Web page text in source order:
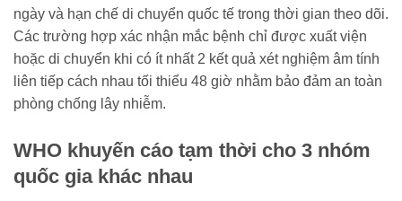
ngày và hạn chế di chuyển quốc tế trong thời gian theo dõi.
Các trường hợp xác nhận mắc bệnh chỉ được xuất viện
hoặc di chuyển khi có ít nhất 2 kết quả xét nghiệm âm tính
liên tiếp cách nhau tối thiểu 48 giờ nhằm bảo đảm an toàn
phòng chống lây nhiễm.
WHO khuyến cáo tạm thời cho 3 nhóm
quốc gia khác nhau